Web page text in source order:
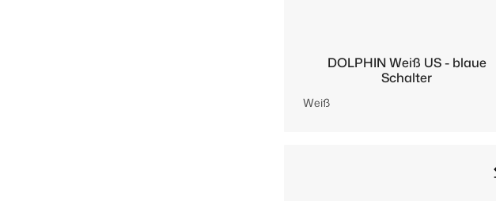
DOLPHIN Weiß US - blaue
Schalter
Weiß